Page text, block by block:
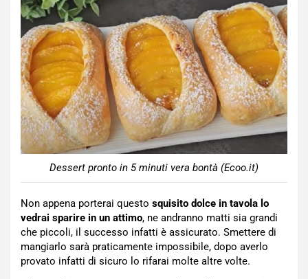
Dessert pronto in 5 minuti vera bontà (Ecoo.it)
Non appena porterai questo squisito dolce in tavola lo
vedrai sparire in un attimo, ne andranno matti sia grandi
che piccoli, il successo infatti è assicurato. Smettere di
mangiarlo sarà praticamente impossibile, dopo averlo
provato infatti di sicuro lo rifarai molte altre volte.